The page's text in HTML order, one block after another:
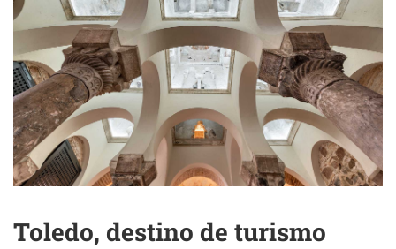
Toledo, destino de turismo